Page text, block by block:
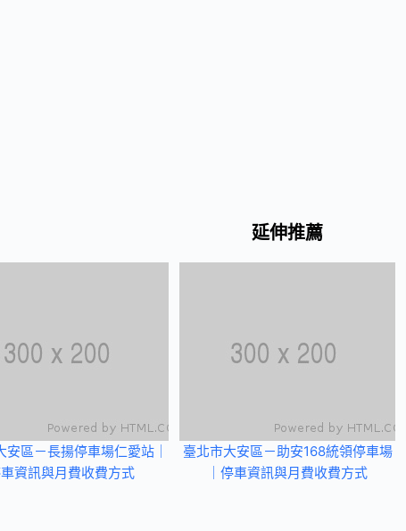
延伸推薦
安區－長揚停車場仁愛站｜
資訊與月費收費方式
臺北市大安區－助安168統領停車場
｜停車資訊與月費收費方式